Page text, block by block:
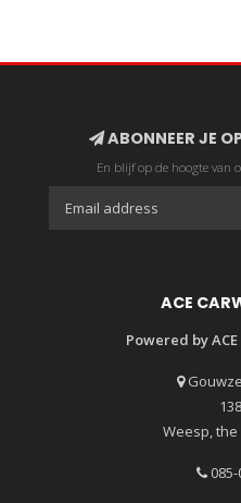
ABONNEER JE
En blijf op de hoogte van
ACE
Powered by
Weesp,
085-